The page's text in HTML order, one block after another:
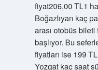
fiyat206,00 TL1
Boğazlıyan kaç
arası otobüs bileti
başlıyor. Bu
fiyatları ise 199
Yozgat kaç saat